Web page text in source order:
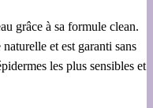
grâce à sa formule clean.
et est garanti sans
les plus sensibles et